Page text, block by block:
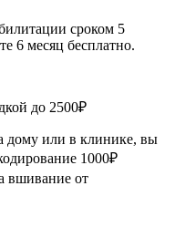
сроком 5
6 месяц бесплатно.
до 2500₽
дому или в клинике, вы
1000₽
вшивание от